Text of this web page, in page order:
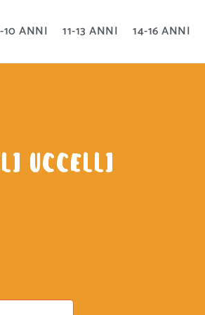
10 ANNI 11-13 ANNI 14-16 ANNI
UCCELLI